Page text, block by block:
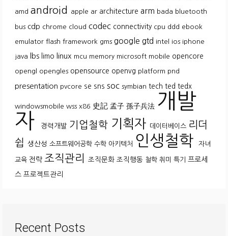
amd android apple ar architecture arm bada bluetooth
bus cdp chrome cloud codec connectivity cpu ddd ebook
emulator flash framework gms google gtd intel ios iphone
java lbs limo linux mcu memory microsoft mobile opencore
opengl opengles opensource openvg platform pnd
presentation pvcore se sns soc symbian tech ted tedx
windowsmobile wss x86 史記 孟子 孫子兵法 개발
자
경력개발 기업철학 기획자 데이터베이스 리더
쉽 생산성 소프트웨어공학 수학 아키텍처 인생철학 자녀
교육 전략 조직관리 조직문화 조직행동 철학 취미 특기 프로세
스 프로젝트관리
Recent Posts